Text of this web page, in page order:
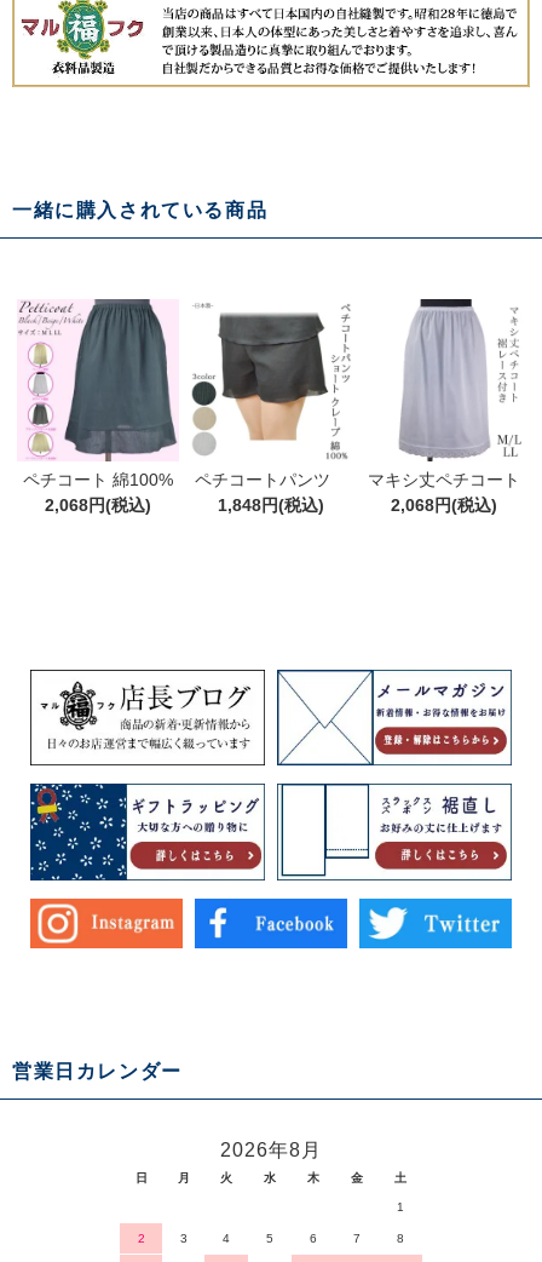
一緒に購入されている商品
ペチコート 綿100%
ブラック・ベージ
2,068円(税込)
ペチコートパンツ
ショート クレープ
1,848円(税込)
マキシ丈ペチコート
裾レース付 クレープ
2,068円(税込)
営業日カレンダー
2026年8月
日 月 火 水 木 金 土
1
2 3 4 5 6 7 8